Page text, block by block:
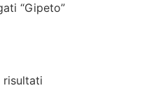
“Gipeto”
risultati